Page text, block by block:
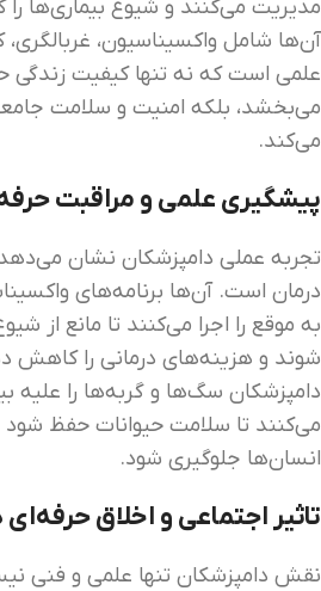
مدیریت می‌کنند و شیوع بیماری‌ها را
آن‌ها شامل واکسیناسیون،
علمی است که نه تنها کیفیت زندگی
می‌بخشد، بلکه امنیت و سلامت
می‌کند.
پیشگیری علمی و مراقبت
تجربه عملی دامپزشکان نشان
درمان است. آن‌ها برنامه‌های
به موقع را اجرا می‌کنند تا مانع از
شوند و هزینه‌های درمانی را کاهش
دامپزشکان سگ‌ها و گربه‌ها را علیه
می‌کنند تا سلامت حیوانات حفظ شود
انسان‌ها جلوگیری شود.
تاثیر اجتماعی و اخلاق
نقش دامپزشکان تنها علمی و فنی